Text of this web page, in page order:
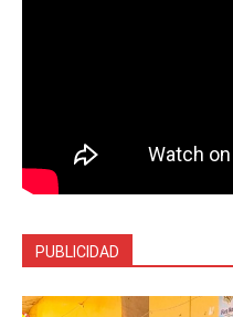
PUBLICIDAD